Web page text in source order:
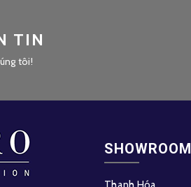
TIN
tôi!
SHOWROOM